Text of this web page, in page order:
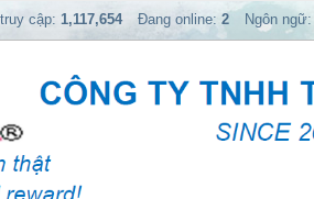
cập: 1,117,654 Đang online: 2 Ngôn ngữ: